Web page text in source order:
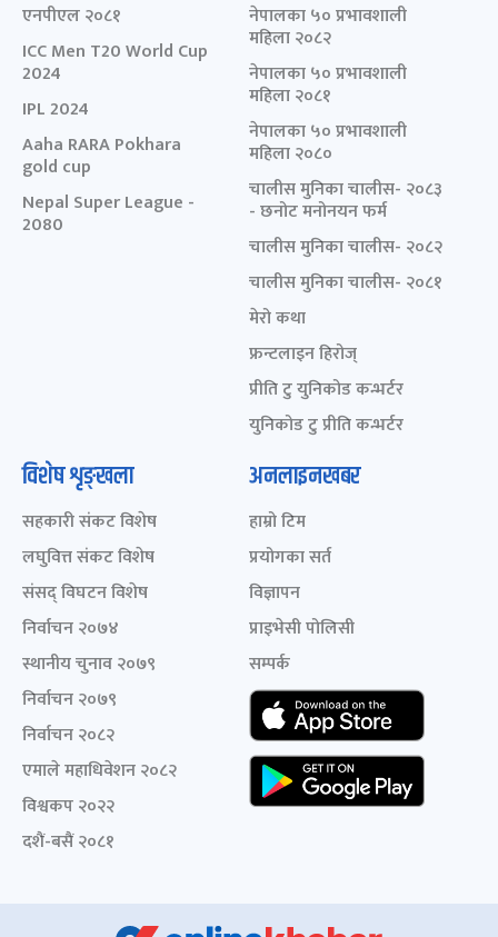
एनपीएल २०८१
ICC Men T20 World Cup
2024
IPL 2024
Aaha RARA Pokhara
gold cup
Nepal Super League -
2080
नेपालका ५० प्रभावशाली
महिला २०८२
नेपालका ५० प्रभावशाली
महिला २०८१
नेपालका ५० प्रभावशाली
महिला २०८०
चालीस मुनिका चालीस- २०८३
- छनोट मनोनयन फर्म
चालीस मुनिका चालीस- २०८२
चालीस मुनिका चालीस- २०८१
मेरो कथा
फ्रन्टलाइन हिरोज्
प्रीति टु युनिकोड कन्भर्टर
युनिकोड टु प्रीति कन्भर्टर
विशेष शृङ्खला
सहकारी संकट विशेष
लघुवित्त संकट विशेष
संसद् विघटन विशेष
निर्वाचन २०७४
स्थानीय चुनाव २०७९
निर्वाचन २०७९
निर्वाचन २०८२
एमाले महाधिवेशन २०८२
विश्वकप २०२२
दशैं-बसैं २०८१
अनलाइनखबर
हाम्रो टिम
प्रयोगका सर्त
विज्ञापन
प्राइभेसी पोलिसी
सम्पर्क